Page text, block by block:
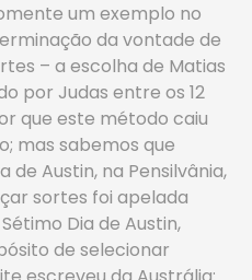
um exemplo no
da vontade de
– a escolha de Matias
por Judas entre os 12
que este método caiu
mas sabemos que
de Austin, na Pensilvânia,
sortes foi apelada
Dia de Austin,
de selecionar